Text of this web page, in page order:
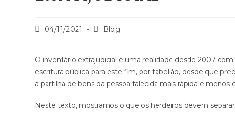
04/11/2021 Blog
O inventário extrajudicial é uma realidade desde 2007
escritura pública para este fim, por tabelião, desde que
a partilha de bens da pessoa falecida mais rápida e menos
Neste texto, mostramos o que os herdeiros devem